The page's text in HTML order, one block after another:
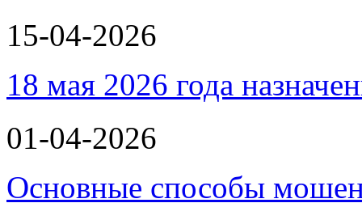
15-04-2026
18 мая 2026 года
01-04-2026
Основные способы